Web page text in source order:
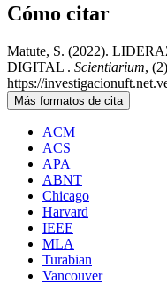
Cómo citar
Matute, S. (2022).
DIGITAL . Scientiarium,
https://
Más formatos de cita
ACM
ACS
APA
ABNT
Chicago
Harvard
IEEE
MLA
Turabian
Vancouver